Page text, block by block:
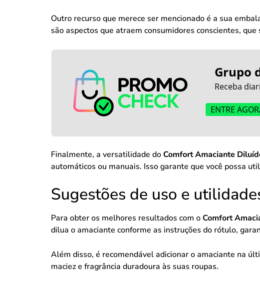
Outro recurso que merece ser mencionado é a sua
são aspectos que atraem consumidores conscientes,
Grupo
Receba
ENTRE
Finalmente, a versatilidade doComfort Amaciante
automáticos ou manuais. Isso garante que você possa
Sugestões de uso e
Para obter os melhores resultados com oComfort
dilua o amaciante conforme as instruções do rótulo,
Além disso, é recomendável adicionar o amaciante na
maciez e fragrância duradoura às suas roupas.